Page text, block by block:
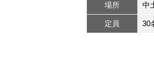
場所 中
定員 30